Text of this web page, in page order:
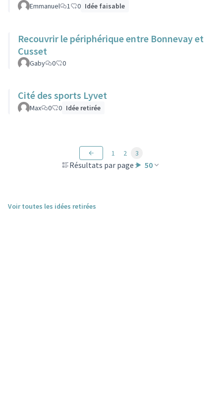
Emmanuel 1 0 Idée faisable
Recouvrir le périphérique entre Bonnevay et
Cusset
Gaby 0 0
Cité des sports Lyvet
Max 0 0 Idée retirée
Résultats par page : 50
1 2 3
Voir toutes les idées retirées